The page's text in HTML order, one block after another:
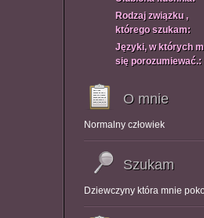
Rodzaj związku ,
którego szukam:
Języki, w których
się porozumiewać.:
O mnie
Normalny człowiek
Szukam
Dziewczyny która mnie